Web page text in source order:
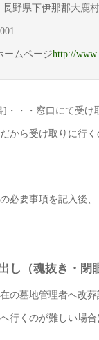
野県下伊那郡大鹿
ームページhttp://
・・・窓口にて受け
から受け取りに行
必要事項を記入後
し（魂抜き・閉
の墓地管理者へ改
行くのが難しい場